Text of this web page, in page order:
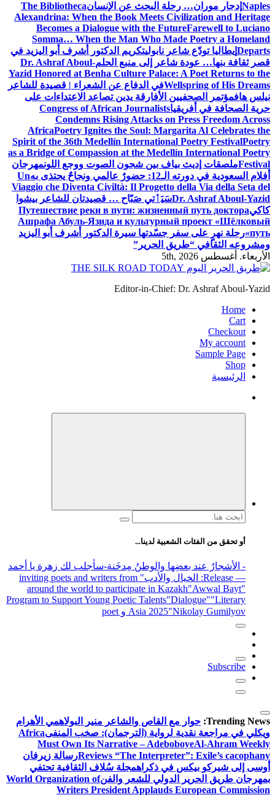
Naples إدجار موران… رحلة البحث عن الإنسانThe Bibliotheca
Alexandrina: When the Book Meets Civilization and Heritage
Becomes a Dialogue with the FutureFarewell to Luciano
Somma… When the Man Who Made Poetry a Homeland
Departs إيطاليا تودّع شاعر نابوليتكريم الدكتور أشرف أبو اليزيد في
قصر ثقافة بنها… عودة شاعر إلى منبع الحلمDr. Ashraf Aboul-
Yazid Honored at Benha Culture Palace: A Poet Returns to the
Wellspring of His Dreamsفي الدفاع عن الشعراء | قصيدة للشاعر
نيلس هافمؤتمر الصحفيين الأفارقة يدين تصاعد الاعتداءات على
حرية الصحافة في أفريقياCongress of African Journalists
Condemns Rising Attacks on Press Freedom Across
AfricaPoetry Ignites the Soul: Margarita Al Celebrates the
Spirit of the 36th Medellín International Poetry FestivalPoetry
as a Bridge of Compassion at the Medellín International Poetry
Festivalملصقات إديث بياف بين شجون الصوت ووجع اللونمهرجان
أفلام السعودية في دورته الـ12: حضورٌ عالمي ونجاحٌ يحتذى به
Un
Viaggio che Diventa Civiltà: Il Progetto della Via della Seta del
Dr. Ashraf Aboul-Yazidسَيَٲتي صَبّاح … قصيدتان للشاعر بيشوا
كاكيПутешествие реки в пути: жизненный путь доктора
Ашрафа Абуль-Язида и культурный проект «Шёлковый
путь» رحلة نهرٍ على سفر جسّدتها سيرة الدكتور أشرف أبو اليزيد
ومشروعه الثقافي “طريق الحرير”
الأربعاء. أغسطس 5th, 2026
Editor-in-Chief: Dr. Ashraf Aboul-Yazid
Home
Cart
Checkout
My account
Sample Page
Shop
الرئيسية
البحث
أو تحقق من الفئات الشعبية لدينا...
- الأشجارُ عند بعضِها والوطنُ مِدخَنة-سأجلب لك زهرة يا أحمد
— Release
: الخيال والأدب
" inviting poets and writers from
around the world to participate in Kazakh"Awwal Bayt"
Program to Support Young Poetic Talents"Dialogue""Literary
Asia 2025"Nikolay Gumilyov و poet
Subscribe
Trending News: حوار مع القاص والشاعر منير البولاهمي الأهرام
ويكلي في مراجعة نقدية لرواية (الترجمان): صخب المنفىAfrica
Must Own Its Narrative – AdeboboyeAl-Ahram Weekly
Reviews “The Interpreter”: Exile’s cacophanyرسالة زيرفان
أوسى إلى شيركو بيكس في ذكراهمجلة سُلاف الثقافية تحتفي
بمهرجان طريق الحرير الدولي للشعر والفنWorld Organization of
Writers President Applauds European Commission